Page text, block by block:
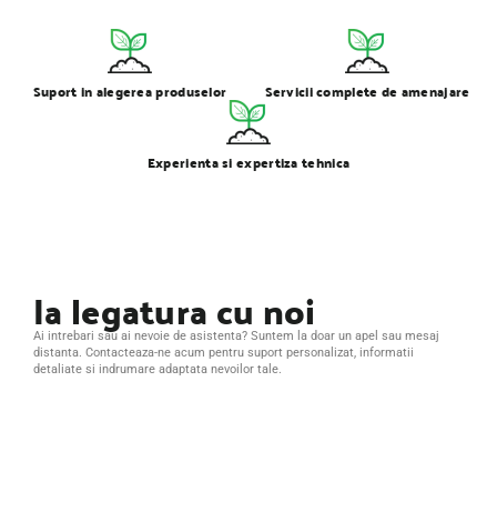
Suport in alegerea produselor Servicii complete de amenajare
Experienta si expertiza tehnica
Ia legatura cu noi
Ai intrebari sau ai nevoie de asistenta? Suntem la doar un apel sau mesaj
distanta. Contacteaza-ne acum pentru suport personalizat, informatii
detaliate si indrumare adaptata nevoilor tale.